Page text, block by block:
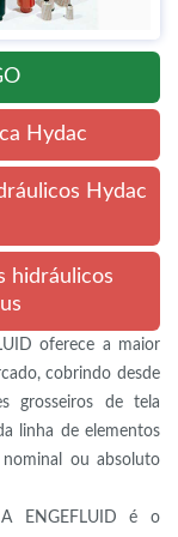
Hydac
Hydac
hidráulicos
oferece a maior
cobrindo desde
grosseiros de tela
linha de elementos
ou absoluto
ENGEFLUID é o